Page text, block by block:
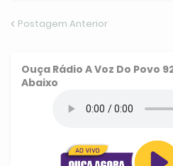
Postagem Anterior
Ouça Rádio A Voz Do Povo
Abaixo